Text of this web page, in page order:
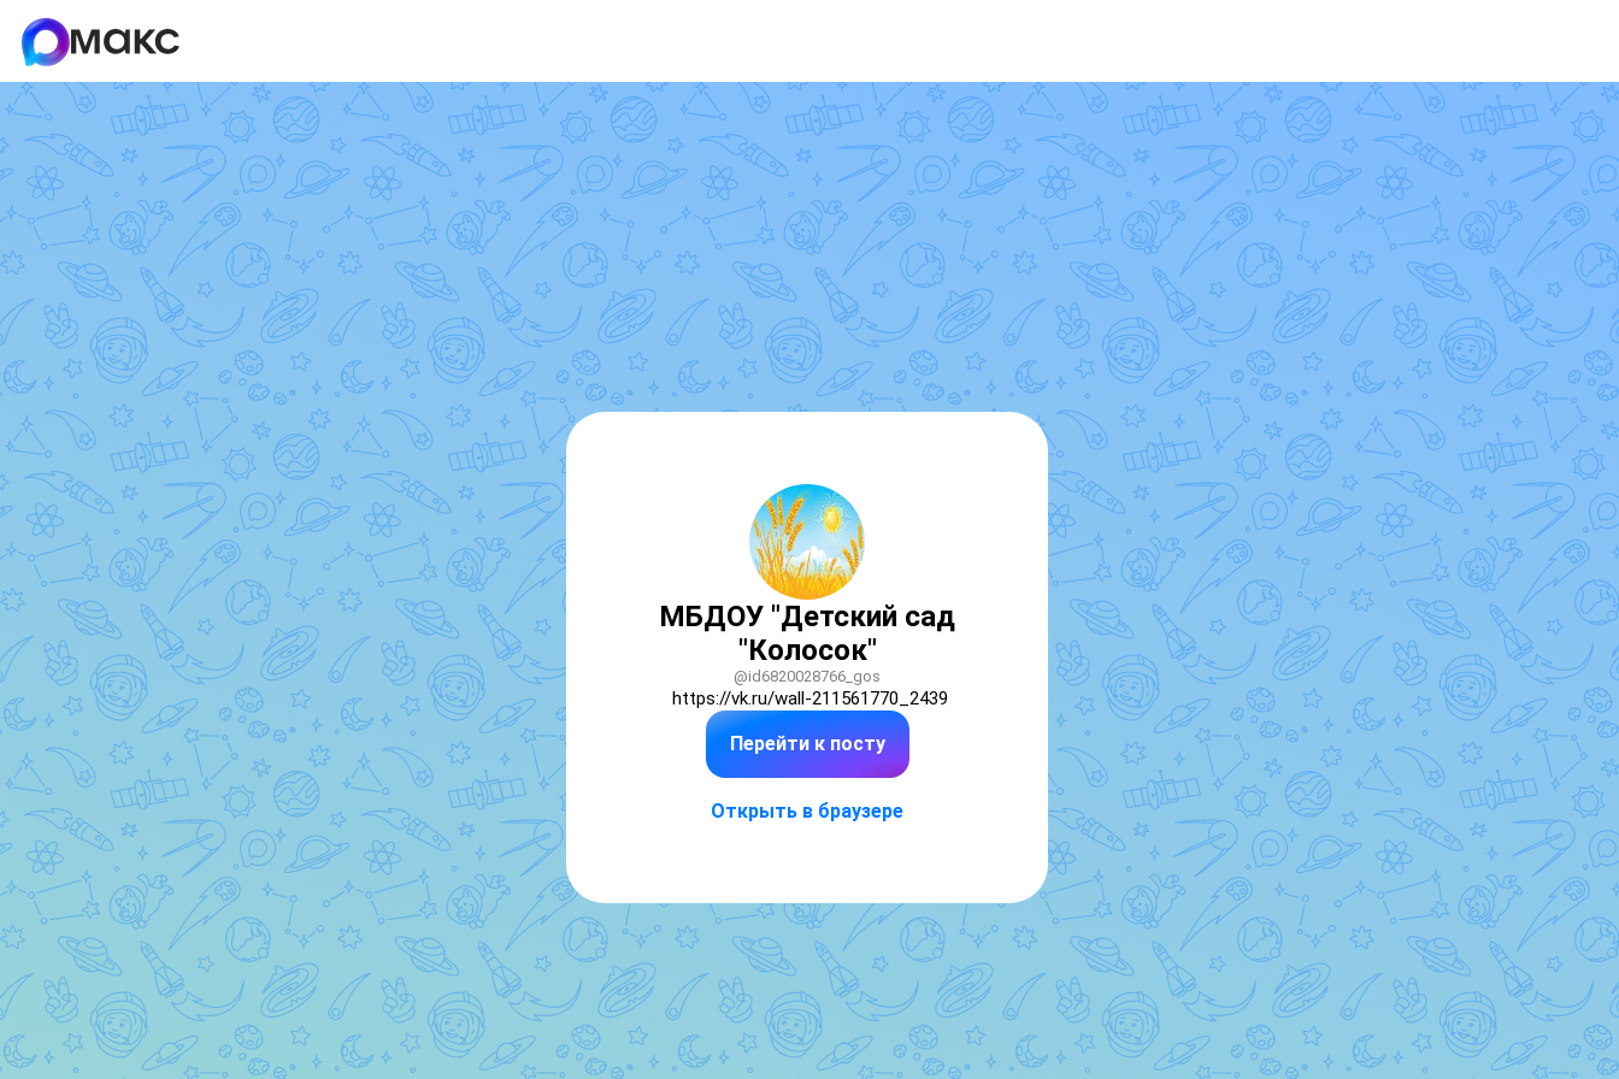
МБДОУ "Детский сад
"Колосок"
@id6820028766_gos
https://vk.ru/wall-211561770_2439
Перейти к посту
Открыть в браузере